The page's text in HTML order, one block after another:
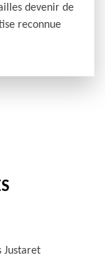
devenir de
reconnue
Justaret